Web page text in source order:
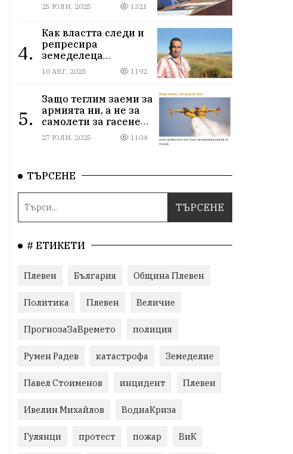
25 ЮЛИ, 2025 1321
4.
Как властта следи и
репресира
земеделеца
Илчовски
10 АВГ, 2025 1192
5.
Защо теглим заеми за
армията ни, а не за
самолети за гасене
на пожари
27 ЮЛИ, 2025 1104
ТЪРСЕНЕ
# ЕТИКЕТИ
Плевен България Община Плевен
Политика Плевен Величие
ПрогнозаЗаВремето полиция
Румен Радев катастрофа Земеделие
Павел Стоименов инцидент Плевен
Ивелин Михайлов ВоднаКриза
Гулянци протест пожар ВиК